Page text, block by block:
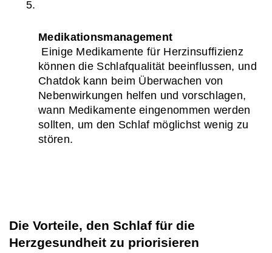
Medikationsmanagement
können die Schlafqualität beeinflussen, und
Chatdok kann beim Überwachen von
Nebenwirkungen helfen und vorschlagen,
wann Medikamente eingenommen werden
sollten, um den Schlaf möglichst wenig zu
stören.
Die Vorteile, den Schlaf für die
Herzgesundheit zu priorisieren